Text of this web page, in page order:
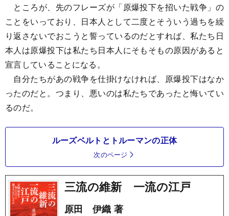
ところが、先のフレーズが「原爆投下を招いた戦争」の
ことをいっており、日本人として二度とそういう過ちを繰
り返さないでおこうと誓っているのだとすれば、私たち日
本人は原爆投下は私たち日本人にそもそもの原因があると
宣言していることになる。
自分たちがあの戦争を仕掛けなければ、原爆投下はなか
ったのだと。つまり、悪いのは私たちであったと悔いてい
るのだ。
ルーズベルトとトルーマンの正体
次のページ
三流の維新 一流の江戸
原田 伊織 著